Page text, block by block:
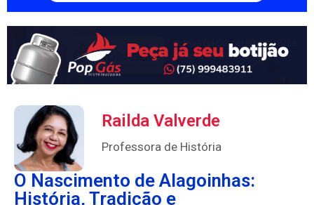
Railda Valverde
Professora de História
O Nascimento de Alagoinhas:
História, Tradição e